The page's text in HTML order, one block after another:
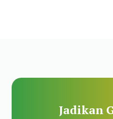
Jadikan